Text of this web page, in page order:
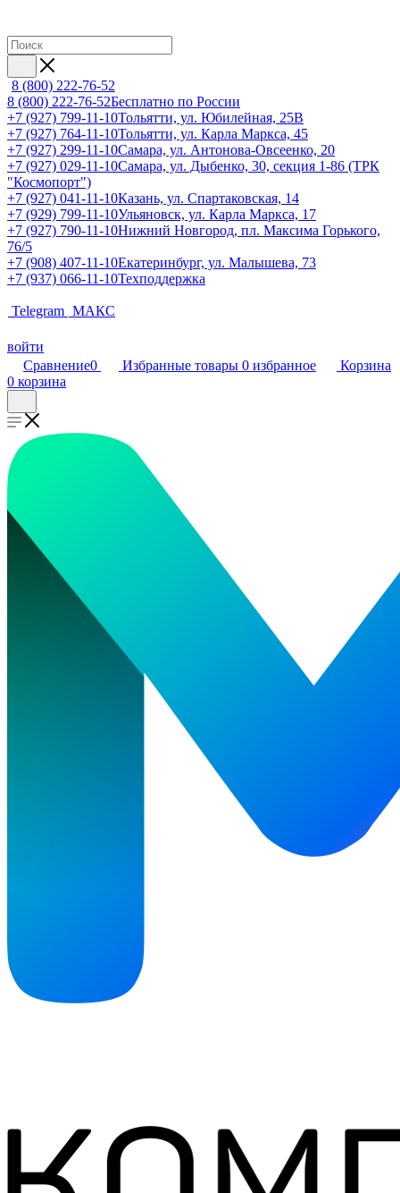
8 (800) 222-76-52
8 (800) 222-76-52Бесплатно по России
+7 (927) 799-11-10Тольятти, ул. Юбилейная, 25В
+7 (927) 764-11-10Тольятти, ул. Карла Маркса, 45
+7 (927) 299-11-10Самара, ул. Антонова-Овсеенко, 20
+7 (927) 029-11-10Самара, ул. Дыбенко, 30, секция 1-86 (ТРК
"Космопорт")
+7 (927) 041-11-10Казань, ул. Спартаковская, 14
+7 (929) 799-11-10Ульяновск, ул. Карла Маркса, 17
+7 (927) 790-11-10Нижний Новгород, пл. Максима Горького,
76/5
+7 (908) 407-11-10Екатеринбург, ул. Малышева, 73
+7 (937) 066-11-10Техподдержка
Telegram МАКС
войти
Сравнение0 Избранные товары 0 избранное
Корзина
0 корзина